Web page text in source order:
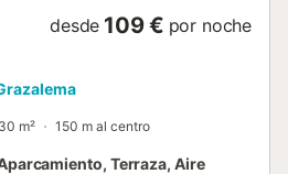
desde 109 € por noche
m² 150 m al centro
Terraza, Aire